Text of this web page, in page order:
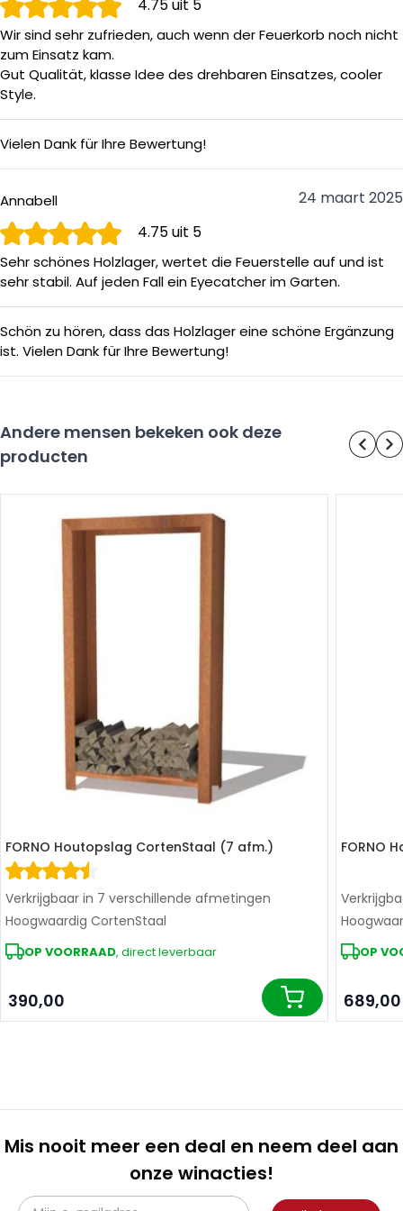
terrashaard
- Vervaardigd van 3 mm dik CortenStaal
- FORNO geeft op alle artikelen 5 jaar volledige garantie.
Let op: Het komt voor dat een bepaald type buitenhaard of
geleverd wordt. U zult dan in eerste instantie misschien
denken dat u een verkeerd artikel geleverd heeft gekregen.
Niets is echter minder waar. Zet u de tuinhaard buiten, dan
zal door vochtigheid en/of regen al heel snel een eerste
corrosielaag ontstaan. Vaak levert de fabrikant de haarden
al met een herkenbare corrosielaag, maar het komt ook
voor dat het nog egaal staal betreft en de eerste
geen zorgen, dit gaat heel snel.
4.75uit 5
Wir sind sehr zufrieden, auch wenn der Feuerkorb noch nicht
zum Einsatz kam.
Gut Qualität, klasse Idee des drehbaren Einsatzes, cooler
Style.
Vielen Dank für Ihre Bewertung!
Annabell
4.75uit 5
24 maart 2025
Sehr schönes Holzlager, wertet die Feuerstelle auf und ist
sehr stabil. Auf jeden Fall ein Eyecatcher im Garten.
Schön zu hören, dass das Holzlager eine schöne Ergänzung
ist. Vielen Dank für Ihre Bewertung!
Andere mensen bekeken ook deze
producten
FORNO Houtopslag CortenStaal (7 afm.)
Verkrijgbaar in 7 verschillende afmetingen
Hoogwaardig CortenStaal
OP VOORRAAD, direct leverbaar
390,00
In winkelwagen
FORNO
OP
689,00
Mis nooit meer een deal en neem deel aan
onze winacties!